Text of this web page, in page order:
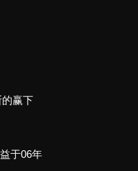
赢下
于06年